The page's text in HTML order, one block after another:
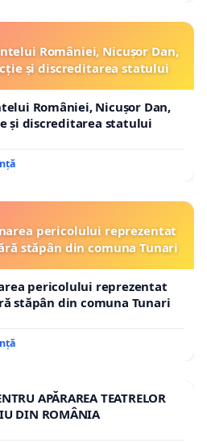
României, Nicușor Dan,
și discreditarea statului
României, Nicușor Dan,
și discreditarea statului
pericolului reprezentat
stăpân din comuna Tunari
pericolului reprezentat
stăpân din comuna Tunari
APĂRAREA TEATRELOR
DIN ROMÂNIA